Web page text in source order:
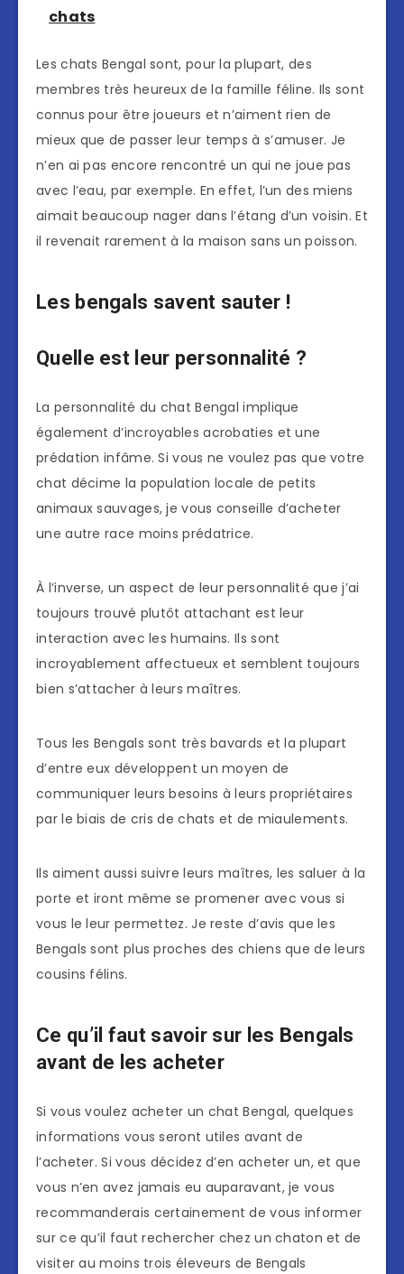
chats
Les chats Bengal sont, pour la plupart, des
membres très heureux de la famille féline. Ils sont
connus pour être joueurs et n’aiment rien de
mieux que de passer leur temps à s’amuser. Je
n’en ai pas encore rencontré un qui ne joue pas
avec l’eau, par exemple. En effet, l’un des miens
aimait beaucoup nager dans l’étang d’un voisin. Et
il revenait rarement à la maison sans un poisson.
Les bengals savent sauter !
Quelle est leur personnalité ?
La personnalité du chat Bengal implique
également d’incroyables acrobaties et une
prédation infâme. Si vous ne voulez pas que votre
chat décime la population locale de petits
animaux sauvages, je vous conseille d’acheter
une autre race moins prédatrice.
À l’inverse, un aspect de leur personnalité que j’ai
toujours trouvé plutôt attachant est leur
interaction avec les humains. Ils sont
incroyablement affectueux et semblent toujours
bien s’attacher à leurs maîtres.
Tous les Bengals sont très bavards et la plupart
d’entre eux développent un moyen de
communiquer leurs besoins à leurs propriétaires
par le biais de cris de chats et de miaulements.
Ils aiment aussi suivre leurs maîtres, les saluer à la
porte et iront même se promener avec vous si
vous le leur permettez. Je reste d’avis que les
Bengals sont plus proches des chiens que de leurs
cousins félins.
Ce qu’il faut savoir sur les Bengals
avant de les acheter
Si vous voulez acheter un chat Bengal, quelques
informations vous seront utiles avant de
l’acheter. Si vous décidez d’en acheter un, et que
vous n’en avez jamais eu auparavant, je vous
recommanderais certainement de vous informer
sur ce qu’il faut rechercher chez un chaton et de
visiter au moins trois éleveurs de Bengals